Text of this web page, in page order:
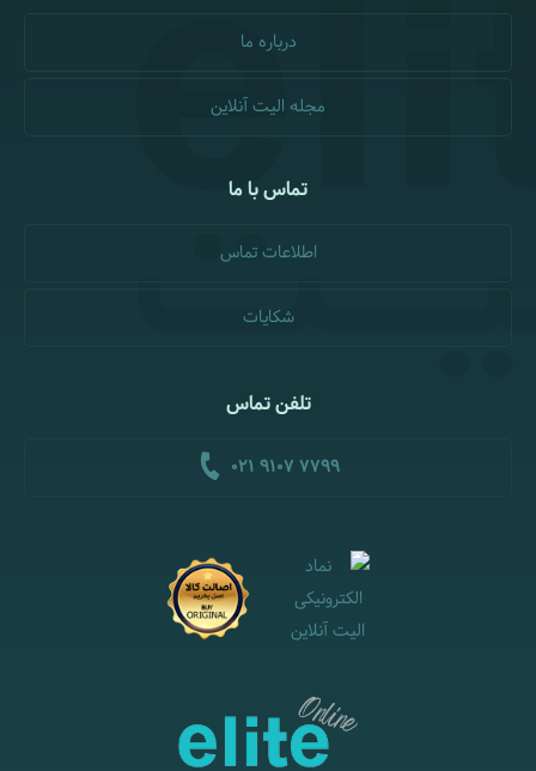
درباره ما
مجله الیت آنلاین
تماس با ما
اطلاعات تماس
شکایات
تلفن تماس
021 9107 7799